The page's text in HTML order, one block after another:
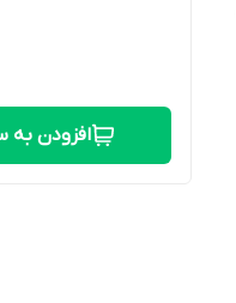
افزودن به